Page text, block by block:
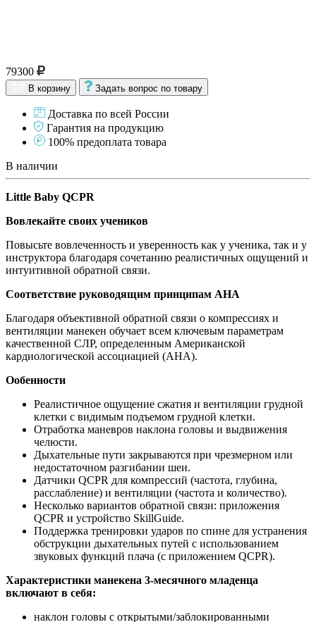
79300
В корзину Задать вопрос по товару
Доставка по всей России
Гарантия на продукцию
100% предоплата товара
В наличии
Little Baby QCPR
Вовлекайте своих учеников
Повысьте вовлеченность и уверенность как у ученика, так и у
инструктора благодаря сочетанию реалистичных ощущений и
интуитивной обратной связи.
Соответствие руководящим принципам AHA
Благодаря объективной обратной связи о компрессиях и
вентиляции манекен обучает всем ключевым параметрам
качественной СЛР, определенным Американской
кардиологической ассоциацией (AHA).
Ообенности
Реалистичное ощущение сжатия и вентиляции грудной
клетки с видимым подъемом грудной клетки.
Отработка маневров наклона головы и выдвижения
челюсти.
Дыхательные пути закрываются при чрезмерном или
недостаточном разгибании шеи.
Датчики QCPR для компрессий (частота, глубина,
расслабление) и вентиляции (частота и количество).
Несколько вариантов обратной связи: приложения
QCPR и устройство SkillGuide.
Поддержка тренировки ударов по спине для устранения
обструкции дыхательных путей с использованием
звуковых функций плача (с приложением QCPR).
Характеристики манекена 3-месячного младенца
включают в себя:
наклон головы с открытыми/заблокированными